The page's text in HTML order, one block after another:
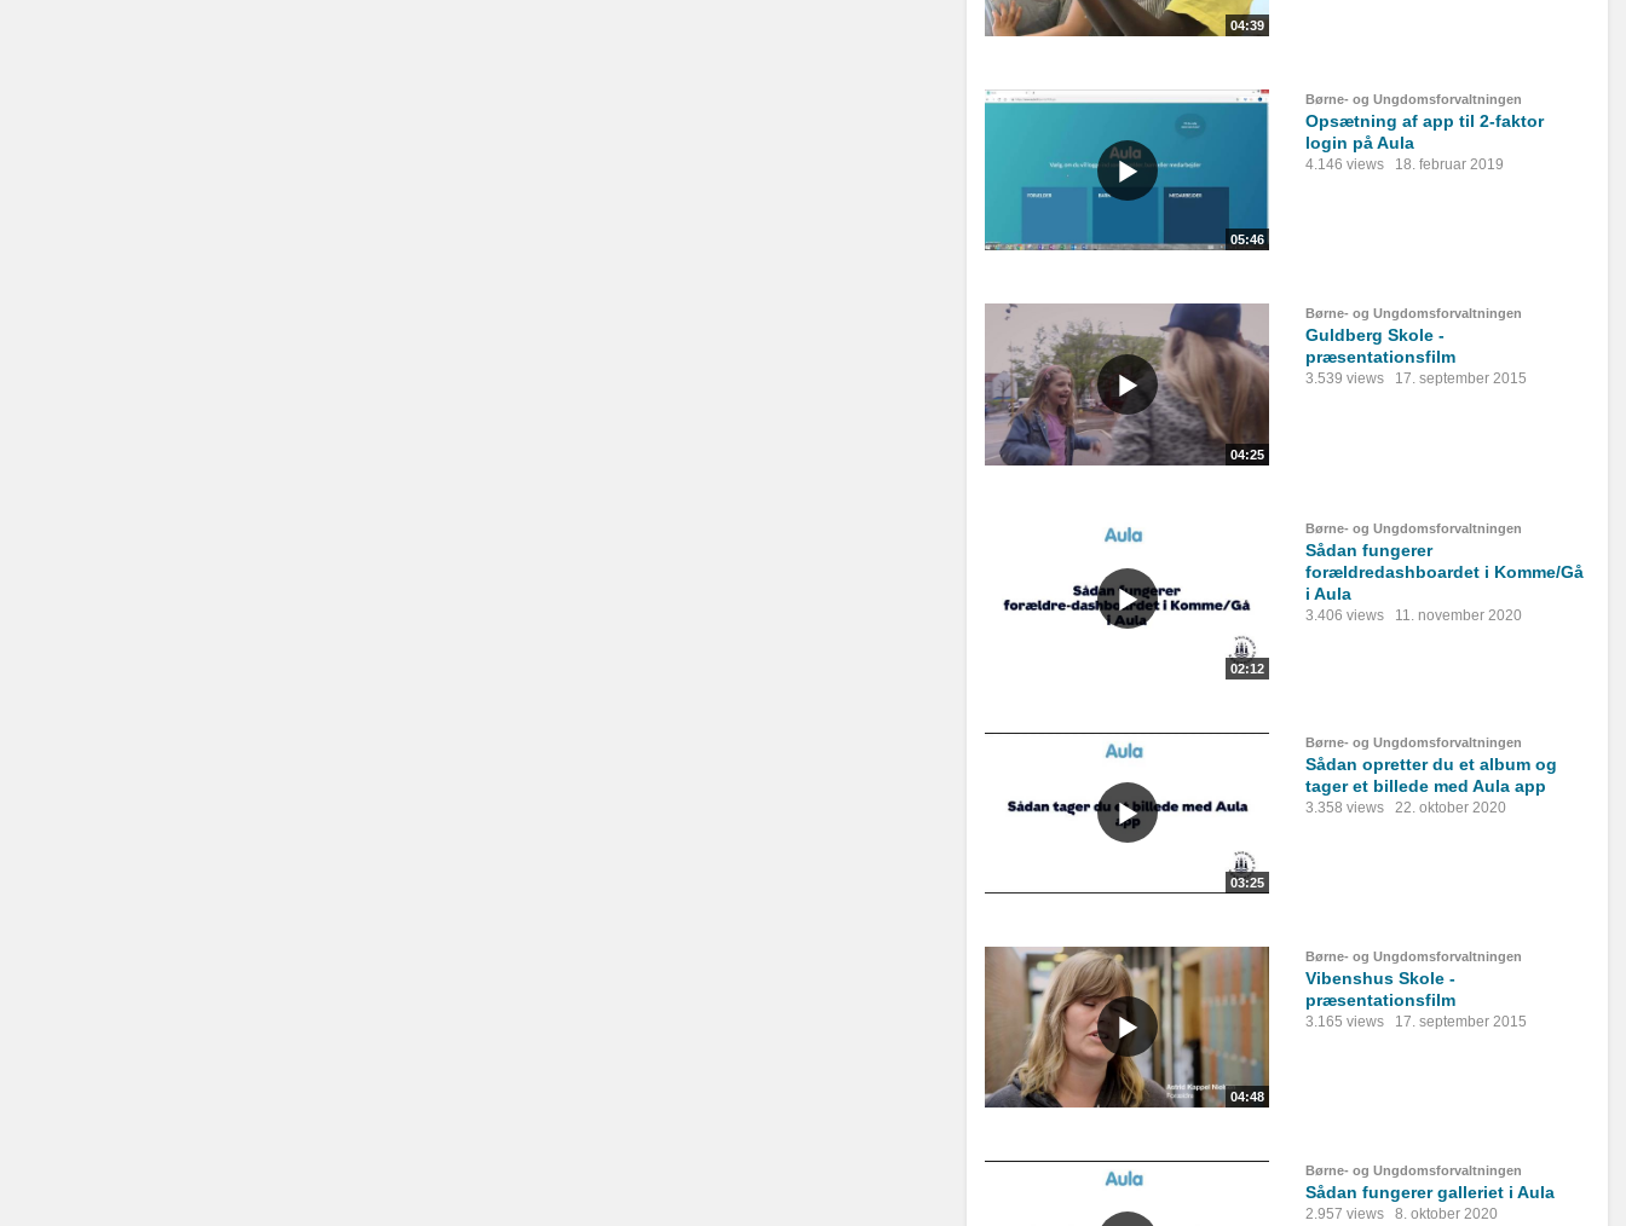
04:39
05:46
Børne- og Ungdomsforvaltningen
Opsætning af app til 2-faktor
login på Aula
4.146 views 18. februar 2019
04:25
Børne- og Ungdomsforvaltningen
Guldberg Skole -
præsentationsfilm
3.539 views 17. september 2015
02:12
Børne- og Ungdomsforvaltningen
Sådan fungerer
forældredashboardet i Komme/Gå
i Aula
3.406 views 11. november 2020
03:25
Børne- og Ungdomsforvaltningen
Sådan opretter du et album og
tager et billede med Aula app
3.358 views 22. oktober 2020
04:48
Børne- og Ungdomsforvaltningen
Vibenshus Skole -
præsentationsfilm
3.165 views 17. september 2015
Børne- og Ungdomsforvaltningen
Sådan fungerer galleriet i Aula
2.957 views 8. oktober 2020